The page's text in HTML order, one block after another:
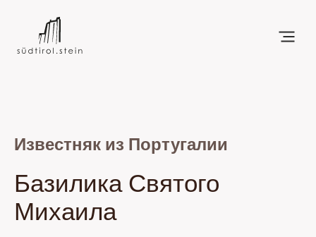
Известняк из Португалии
Базилика Святого
Михаила